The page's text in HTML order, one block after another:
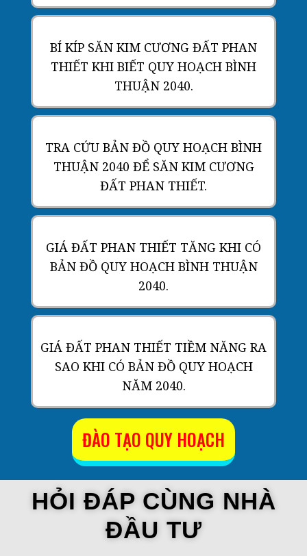
BÍ KÍP SĂN KIM CƯƠNG ĐẤT PHAN
THIẾT KHI BIẾT QUY HOẠCH BÌNH
THUẬN 2040.
TRA CỨU BẢN ĐỒ QUY HOẠCH BÌNH
THUẬN 2040 ĐỂ SĂN KIM CƯƠNG
ĐẤT PHAN THIẾT.
GIÁ ĐẤT PHAN THIẾT TĂNG KHI CÓ
BẢN ĐỒ QUY HOẠCH BÌNH THUẬN
2040.
GIÁ ĐẤT PHAN THIẾT TIỀM NĂNG RA
SAO KHI CÓ BẢN ĐỒ QUY HOẠCH
NĂM 2040.
ĐÀO TẠO QUY HOẠCH
HỎI ĐÁP CÙNG NHÀ
ĐẦU TƯ